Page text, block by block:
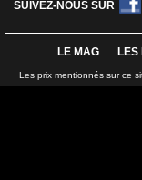
SUIVEZ-NOUS SUR
LE MAG LES
Les prix mentionnés sur ce